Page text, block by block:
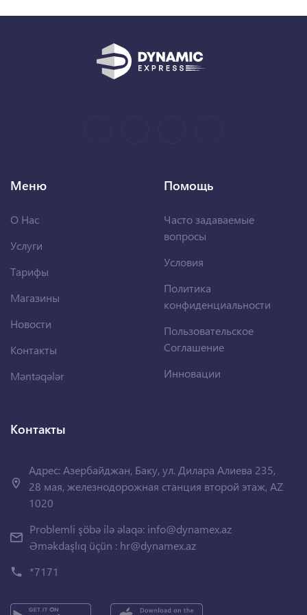
Меню
О Нас
Услуги
Тарифы
Магазины
Новости
Контакты
Məntəqələr
Помощь
Часто задаваемые
вопросы
Условия
Политика
конфиденциальности
Пользовательское
Соглашение
Инновации
Контакты
Адрес: Азербайджан, Баку, ул. Дилара Алиева 235,
28 мая, железнодорожная станция второй этаж, AZ
1020
Problemli şöbə ilə əlaqə: info@dynamex.az
Əməkdaşlıq üçün : hr@dynamex.az
*7171